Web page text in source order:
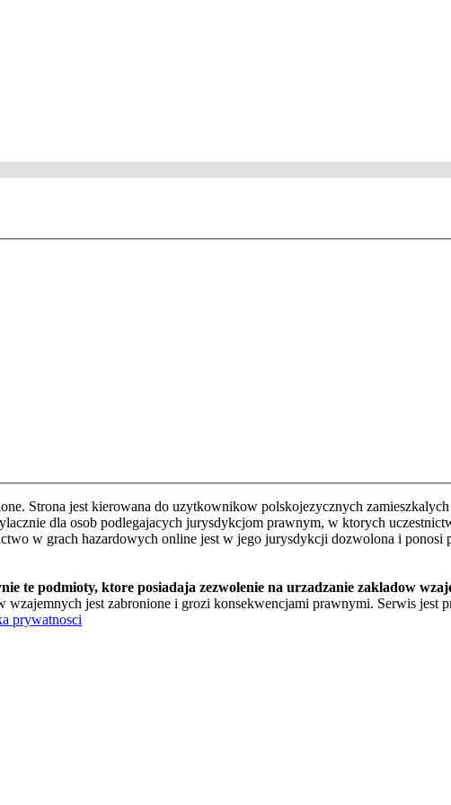
Strona jest kierowana do uzytkownikow polskojezycznych
dla osob podlegajacych jurysdykcjom prawnym, w ktorych
w grach hazardowych online jest w jego jurysdykcji dozwolona i ponosi
te podmioty, ktore posiadaja zezwolenie na urzadzanie zakladow
jest zabronione i grozi konsekwencjami prawnymi. Serwis
prywatnosci